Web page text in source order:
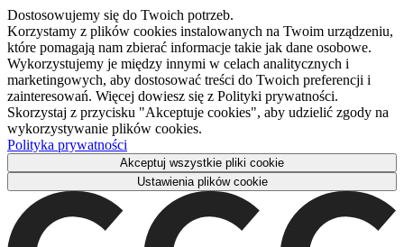
Dostosowujemy się do Twoich potrzeb.
Korzystamy z plików cookies instalowanych na Twoim urządzeniu,
które pomagają nam zbierać informacje takie jak dane osobowe.
Wykorzystujemy je między innymi w celach analitycznych i
marketingowych, aby dostosować treści do Twoich preferencji i
zainteresowań. Więcej dowiesz się z Polityki prywatności.
Skorzystaj z przycisku "Akceptuje cookies", aby udzielić zgody na
wykorzystywanie plików cookies.
Polityka prywatności
Akceptuj wszystkie pliki cookie
Ustawienia plików cookie